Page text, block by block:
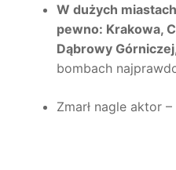
W dużych
pewno: Krakowa,
Dąbrowy
bombach
Zmarł nagle aktor